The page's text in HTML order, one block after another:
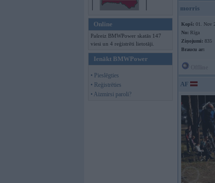
Online
Pašreiz BMWPower skatās 147
viesi un 4 reģistrēti lietotāji.
Ienākt BMWPower
• Pieslēgties
• Reģistrēties
• Aizmirsi paroli?
morris
Kopš: 01. Nov
No: Rīga
Ziņojumi: 835
Braucu ar:
AF